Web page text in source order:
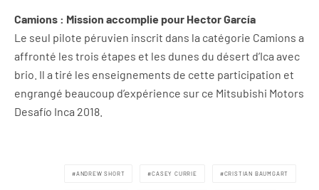
Camions : Mission accomplie pour Hector García
Le seul pilote péruvien inscrit dans la catégorie Camions a
affronté les trois étapes et les dunes du désert d’Ica avec
brio. Il a tiré les enseignements de cette participation et
engrangé beaucoup d’expérience sur ce Mitsubishi Motors
Desafío Inca 2018.
ANDREW SHORT CASEY CURRIE CRISTIAN BAUMGART